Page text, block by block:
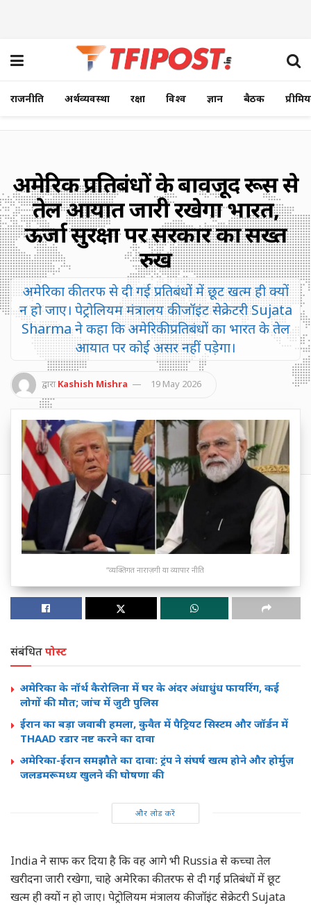
राजनीति अर्थव्यवस्था रक्षा विश्व ज्ञान बैठक
अमेरिकी प्रतिबंधों के बावजूद रूस से
तेल आयात जारी रखेगा भारत,
ऊर्जा सुरक्षा पर सरकार का सख्त
रुख
अमेरिका की तरफ से दी गई प्रतिबंधों में छूट खत्म ही क्यों
न हो जाए। पेट्रोलियम मंत्रालय की जॉइंट सेक्रेटरी Sujata
Sharma ने कहा कि अमेरिकी प्रतिबंधों का भारत के तेल
आयात पर कोई असर नहीं पड़ेगा।
द्वारा Kashish Mishra 19 May 2026
“व्यक्तिगत नाराज़गी या व्यापार नीति
संबंधितपोस्ट
अमेरिका के नॉर्थ कैरोलिना में घर के अंदर अंधाधुंध फायरिंग, कई
लोगों की मौत; जांच में जुटी पुलिस
ईरान का बड़ा जवाबी हमला, कुवैत में पैट्रियट सिस्टम और जॉर्डन में
THAAD रडार नष्ट करने का दावा
अमेरिका-ईरान समझौते का दावा: ट्रंप ने संघर्ष खत्म होने और होर्मुज़
जलडमरूमध्य खुलने की घोषणा की
और लोड करें
Indiaने साफ कर दिया है कि वह आगे भी Russiaसे कच्चा तेल
खरीदना जारी रखेगा, चाहे अमेरिका की तरफ से दी गई प्रतिबंधों में छूट
खत्म ही क्यों न हो जाए। पेट्रोलियम मंत्रालय की जॉइंट सेक्रेटरीSujata